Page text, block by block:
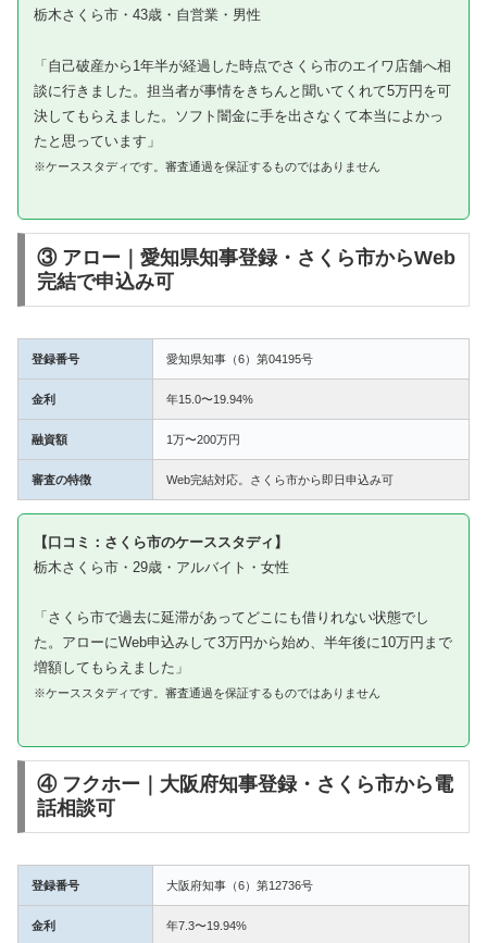
栃木さくら市・43歳・自営業・男性
「自己破産から1年半が経過した時点でさくら市のエイワ店舗へ相
談に行きました。担当者が事情をきちんと聞いてくれて5万円を可
決してもらえました。ソフト闇金に手を出さなくて本当によかっ
たと思っています」
※ケーススタディです。審査通過を保証するものではありません
③ アロー｜愛知県知事登録・さくら市からWeb
完結で申込み可
登録番号 愛知県知事（6）第04195号
金利 年15.0〜19.94%
融資額 1万〜200万円
審査の特徴 Web完結対応。さくら市から即日申込み可
【口コミ：さくら市のケーススタディ】
栃木さくら市・29歳・アルバイト・女性
「さくら市で過去に延滞があってどこにも借りれない状態でし
た。アローにWeb申込みして3万円から始め、半年後に10万円まで
増額してもらえました」
※ケーススタディです。審査通過を保証するものではありません
④ フクホー｜大阪府知事登録・さくら市から電
話相談可
登録番号 大阪府知事（6）第12736号
金利 年7.3〜19.94%